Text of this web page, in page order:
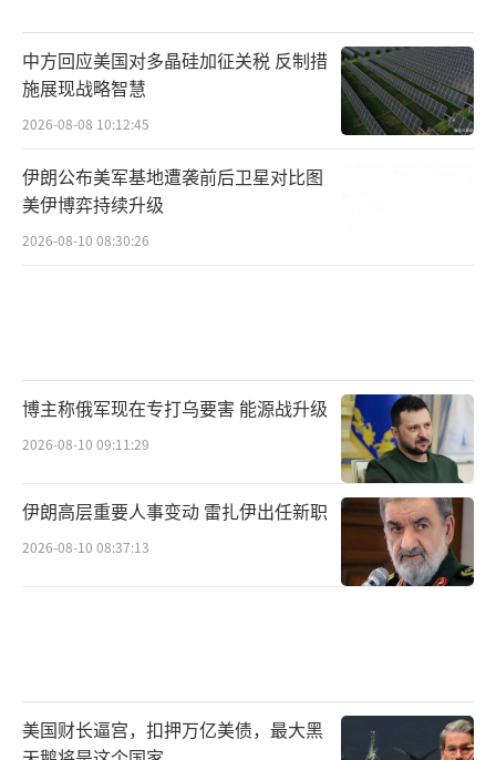
中方回应美国对多晶硅加征关税 反制措
施展现战略智慧
2026-08-08 10:12:45
伊朗公布美军基地遭袭前后卫星对比图
美伊博弈持续升级
2026-08-10 08:30:26
博主称俄军现在专打乌要害 能源战升级
2026-08-10 09:11:29
伊朗高层重要人事变动 雷扎伊出任新职
2026-08-10 08:37:13
美国财长逼宫，扣押万亿美债，最大黑